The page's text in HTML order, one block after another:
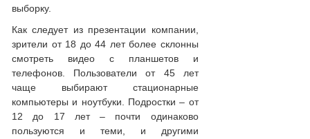
выборку.
Как следует из презентации компании,
зрители от 18 до 44 лет более склонны
смотреть видео с планшетов и
телефонов. Пользователи от 45 лет
чаще выбирают стационарные
компьютеры и ноутбуки. Подростки – от
12 до 17 лет – почти одинаково
пользуются и теми, и другими